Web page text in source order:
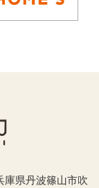
県丹波篠山市吹